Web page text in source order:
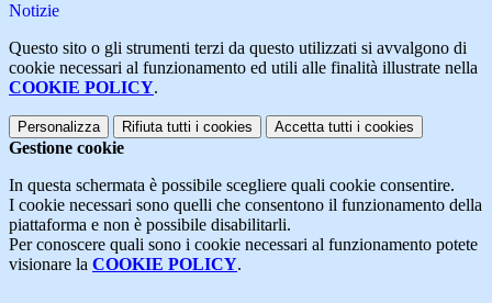
Notizie
Questo sito o gli strumenti terzi da questo utilizzati si avvalgono di
cookie necessari al funzionamento ed utili alle finalità illustrate nella
COOKIE POLICY.
Personalizza Rifiuta tutti i cookies Accetta tutti i cookies
Gestione cookie
In questa schermata è possibile scegliere quali cookie consentire.
I cookie necessari sono quelli che consentono il funzionamento della
piattaforma e non è possibile disabilitarli.
Per conoscere quali sono i cookie necessari al funzionamento potete
visionare la COOKIE POLICY.